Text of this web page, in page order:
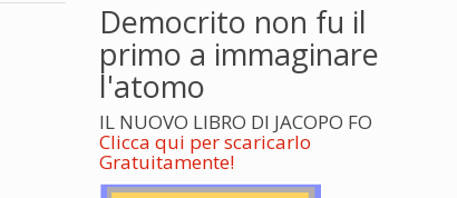
Democrito non fu il
primo a immaginare
l'atomo
IL NUOVO LIBRO DI JACOPO FO
Clicca qui per scaricarlo
Gratuitamente!